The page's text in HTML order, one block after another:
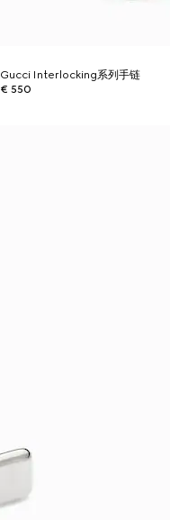
Gucci Interlocking系列手链
€ 550